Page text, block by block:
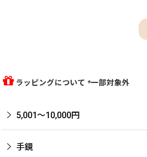
ラッピングについて *一部対象外
5,001〜10,000円
手鏡